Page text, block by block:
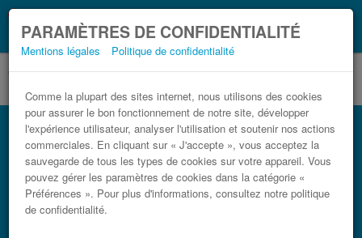
PARAMÈTRES DE CONFIDENTIALITÉ
Mentions légales Politique de confidentialité
Comme la plupart des sites internet, nous utilisons des cookies
pour assurer le bon fonctionnement de notre site, développer
l'expérience utilisateur, analyser l'utilisation et soutenir nos actions
commerciales. En cliquant sur « J'accepte », vous acceptez la
sauvegarde de tous les types de cookies sur votre appareil. Vous
pouvez gérer les paramètres de cookies dans la catégorie «
Préférences ». Pour plus d'informations, consultez notre politique
de confidentialité.
Coronavirus (COVID-19):Ce que vous devez
savoir, lorsque vous voyagez
Bus Marseille Valence, Espagne pas cher
Trouvez votre billet de bus moins cher